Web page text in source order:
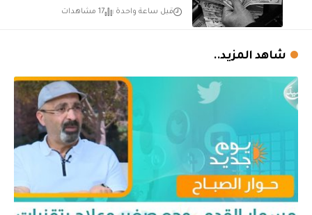
قبل ساعة واحدة 17 مشاهدات
شاهد المزيد..